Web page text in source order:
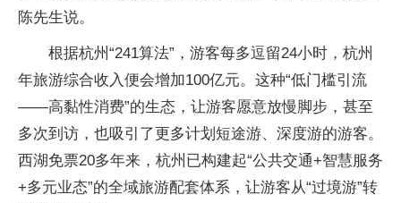
陈先生说。
根据杭州“241算法”，游客每多逗留24小时，杭州
年旅游综合收入便会增加100亿元。这种“低门槛引流
——高黏性消费”的生态，让游客愿意放慢脚步，甚至
多次到访，也吸引了更多计划短途游、深度游的游客。
西湖免票20多年来，杭州已构建起“公共交通+智慧服务
+多元业态”的全域旅游配套体系，让游客从“过境游”转